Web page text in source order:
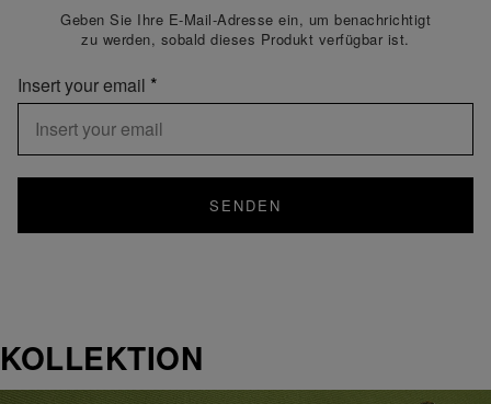
Geben Sie Ihre E-Mail-Adresse ein, um benachrichtigt
zu werden, sobald dieses Produkt verfügbar ist.
Insert your email
SENDEN
KOLLEKTION